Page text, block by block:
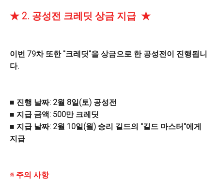
★ 2. 공성전 크레딧 상금 지급 ★
이번 79차 또한 "크레딧"을 상금으로 한 공성전이 진행됩니
다.
■ 진행 날짜: 2월 8일(토) 공성전
■ 지급 금액: 500만 크레딧
■ 지급 날짜: 2월 10일(월) 승리 길드의 "길드 마스터"에게
지급
※ 주의 사항